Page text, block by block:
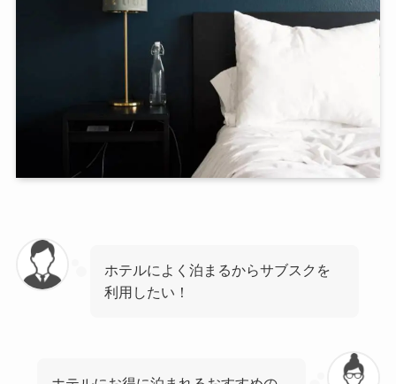
ホテルによく泊まるからサブスクを
利用したい！